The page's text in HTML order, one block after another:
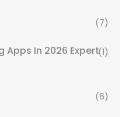
(7)
Apps In 2026 Expert(1)
(6)